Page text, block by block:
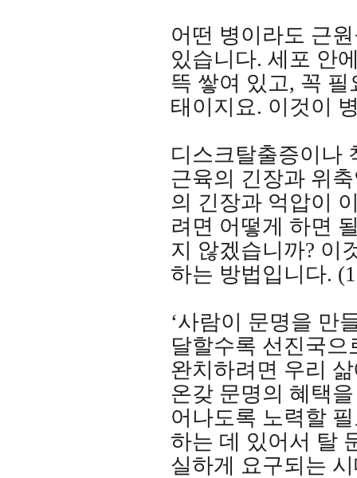
어떤 병이라도 근
있습니다. 세포 안
뜩 쌓여 있고, 꼭 필
태이지요. 이것이
디스크탈출증이나
근육의 긴장과 위
의 긴장과 억압이
려면 어떻게 하면
지 않겠습니까? 이
하는 방법입니다.
‘사람이 문명을 만
달할수록 선진국
완치하려면 우리
온갖 문명의 혜택
어나도록 노력할
하는 데 있어서 탈
실하게 요구되는